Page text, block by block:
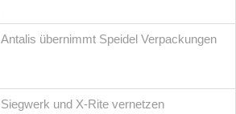
Antalis übernimmt Speidel Verpackungen
Siegwerk und X-Rite vernetzen